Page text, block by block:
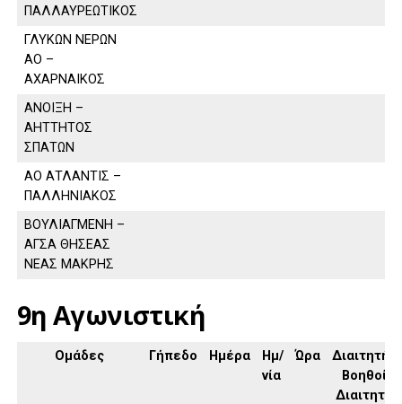
ΠΑΛΛΑΥΡΕΩΤΙΚΟΣ
ΓΛΥΚΩΝ ΝΕΡΩΝ
ΑΟ –
ΑΧΑΡΝΑΙΚΟΣ
ΑΝΟΙΞΗ –
ΑΗΤΤΗΤΟΣ
ΣΠΑΤΩΝ
ΑΟ ΑΤΛΑΝΤΙΣ –
ΠΑΛΛΗΝΙΑΚΟΣ
ΒΟΥΛΙΑΓΜΕΝΗ –
ΑΓΣΑ ΘΗΣΕΑΣ
ΝΕΑΣ ΜΑΚΡΗΣ
9η Αγωνιστική
Ομάδες Γήπεδο Ημέρα
Ημ/
νία
Ώρα
Διαιτητής,
Βοηθοί
Διαιτητή